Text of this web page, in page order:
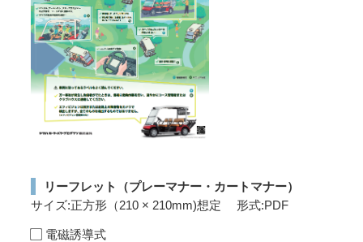
リーフレット（プレーマナー・カートマナー）
サイズ:正方形（210 × 210mm)想定 形式:PDF
電磁誘導式